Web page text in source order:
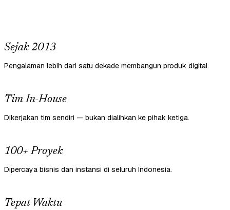
Sejak 2013
Pengalaman lebih dari satu dekade membangun produk digital.
Tim In-House
Dikerjakan tim sendiri — bukan dialihkan ke pihak ketiga.
100+ Proyek
Dipercaya bisnis dan instansi di seluruh Indonesia.
Tepat Waktu